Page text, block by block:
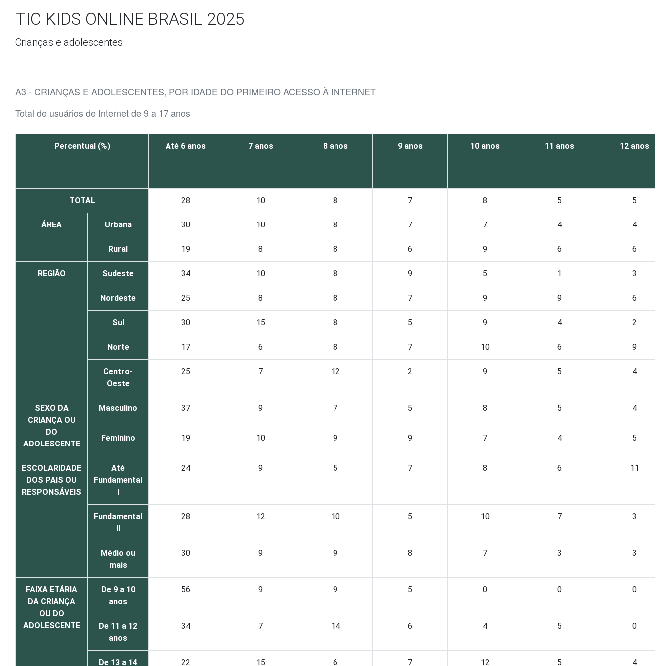
TIC KIDS ONLINE BRASIL 2025
Crianças e adolescentes
A3 - CRIANÇAS E ADOLESCENTES, POR IDADE DO PRIMEIRO ACESSO À INTERNET
Total de usuários de Internet de 9 a 17 anos
Percentual (%) Até 6 anos 7 anos 8 anos 9 anos 10 anos 11 anos 12 anos
TOTAL 28 10 8 7 8 5 5
ÁREA Urbana 30 10 8 7 7 4 4
Rural 19 8 8 6 9 6 6
REGIÃO Sudeste 34 10 8 9 5 1 3
Nordeste 25 8 8 7 9 9 6
Sul 30 15 8 5 9 4 2
Norte 17 6 8 7 10 6 9
Centro-
Oeste
25 7 12 2 9 5 4
SEXO DA
CRIANÇA OU
DO
ADOLESCENTE
Masculino 37 9 7 5 8 5 4
Feminino 19 10 9 9 7 4 5
ESCOLARIDADE
DOS PAIS OU
RESPONSÁVEIS
Até
Fundamental
I
24 9 5 7 8 6 11
Fundamental
II
28 12 10 5 10 7 3
Médio ou
mais
30 9 9 8 7 3 3
FAIXA ETÁRIA
DA CRIANÇA
OU DO
ADOLESCENTE
De 9 a 10
anos
56 9 9 5 0 0 0
De 11 a 12
anos
34 7 14 6 4 5 0
De 13 a 14
22 15 6 7 12 5 4